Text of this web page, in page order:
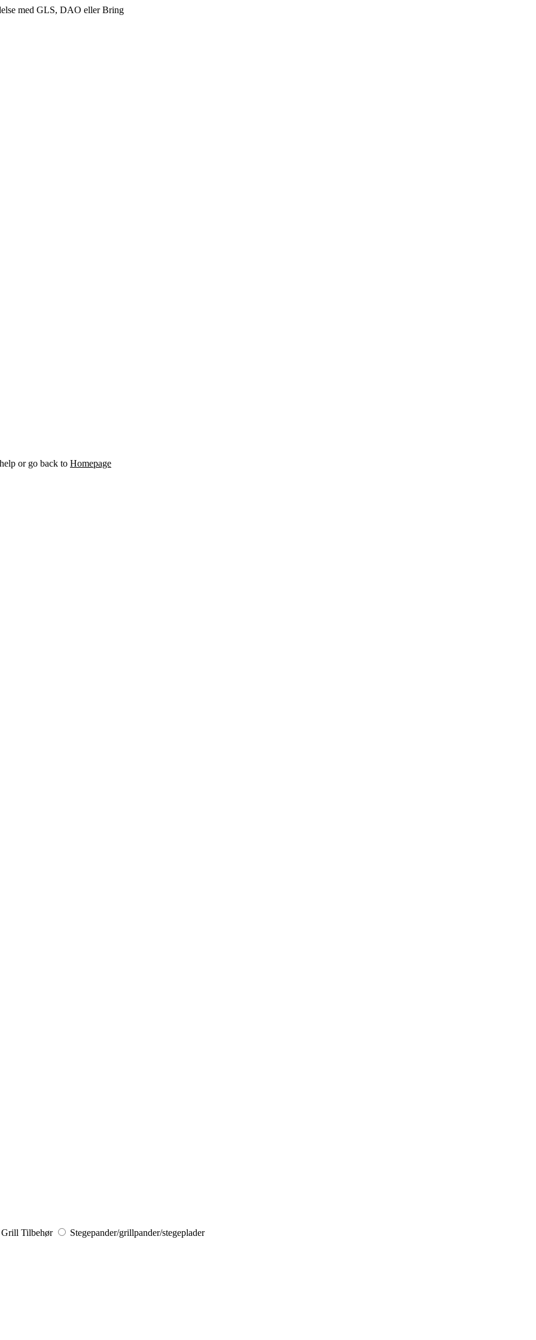
med GLS, DAO eller Bring
or go back to Homepage
Grill Tilbehør Stegepander/grillpander/stegeplader